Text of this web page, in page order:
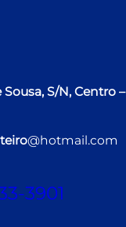
S/N, Centro –
@hotmail.com
3901